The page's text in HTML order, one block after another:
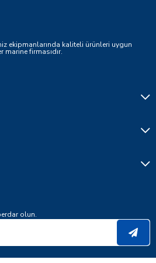
ekipmanlarında kaliteli ürünleri uygun
firmasıdır.
olun.